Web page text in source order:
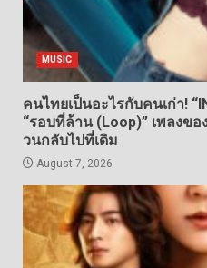
MUSIC
คนไทยเป็นอะไรกับคนเก่า!
“รอบที่ล้าน (Loop)” เพลงข
วนกลับไปที่เดิม
August 7, 2026